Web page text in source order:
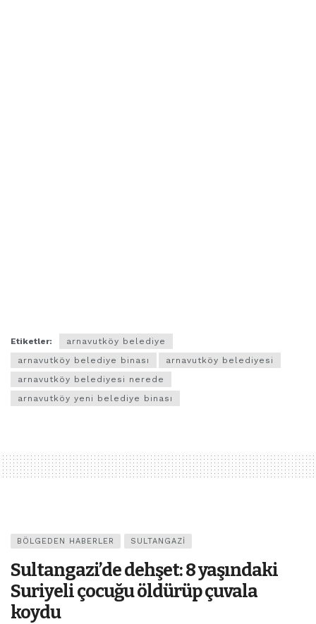
Etiketler:
arnavutköy belediye
arnavutköy belediye binası
arnavutköy belediyesi
arnavutköy belediyesi nerede
arnavutköy yeni belediye binası
BÖLGEDEN HABERLER SULTANGAZI
Sultangazi’de dehşet: 8 yaşındaki
Suriyeli çocuğu öldürüp çuvala
koydu